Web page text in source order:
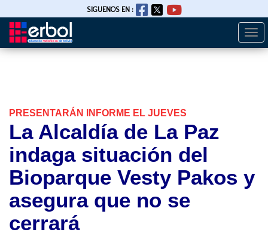
Pasar
SIGUENOS EN :
PRESENTARÁN INFORME EL JUEVES
La Alcaldía de La Paz
indaga situación del
Bioparque Vesty Pakos y
asegura que no se
cerrará